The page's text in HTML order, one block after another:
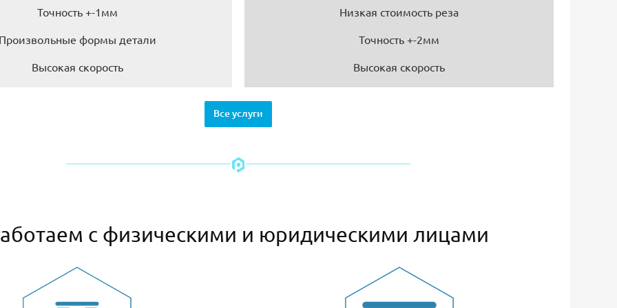
Точность +-1мм
формы детали
Высокая скорость
Низкая стоимость реза
Точность +-2мм
Высокая скорость
Все услуги
с физическими и юридическими лицами